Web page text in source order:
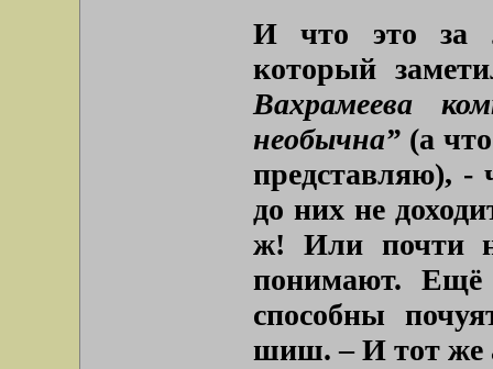
И что это за
который
Вахрамеева
необычна” (а
представляю), -
до них не
ж! Или почти
понимают. Ещё
способны
шиш. – И тот же